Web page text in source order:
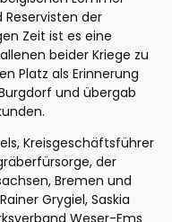
der
Zeit ist es eine
beider Kriege zu
Platz als Erinnerung
und übergab
Kreisgeschäftsführer
der
Bremen und
Grygiel, Saskia